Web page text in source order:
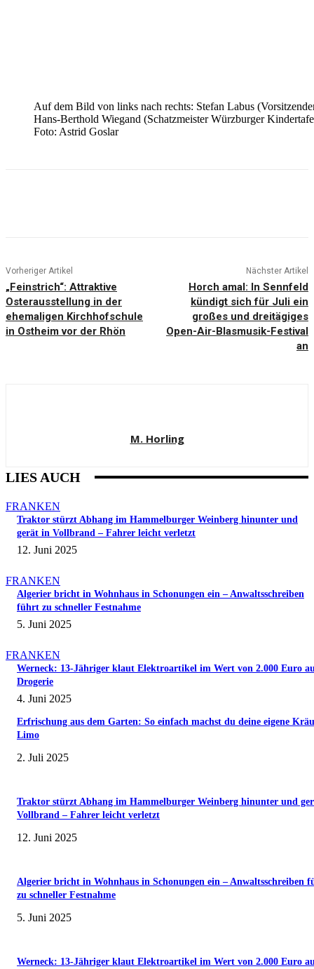
Auf dem Bild von links nach rechts: Stefan Labus
Hans-Berthold Wiegand (Schatzmeister Würzburger
Foto: Astrid Goslar
Vorheriger Artikel
„Feinstrich“: Attraktive
Osterausstellung in der
ehemaligen Kirchhofschule
in Ostheim vor der Rhön
Nächster Artikel
Horch amal: In Sennfeld
kündigt sich für Juli ein
großes und dreitägiges
Open-Air-Blasmusik-Festival
an
M. Horling
LIES AUCH
FRANKEN
Traktor stürzt Abhang im Hammelburger Weinberg hinunter und
gerät in Vollbrand – Fahrer leicht verletzt
12. Juni 2025
FRANKEN
Algerier bricht in Wohnhaus in Schonungen ein – Anwaltsschreiben
führt zu schneller Festnahme
5. Juni 2025
FRANKEN
Werneck: 13-Jähriger klaut Elektroartikel im Wert von 2.000 Euro
Drogerie
4. Juni 2025
Erfrischung aus dem Garten: So einfach machst du deine eigene
Limo
2. Juli 2025
Traktor stürzt Abhang im Hammelburger Weinberg hinunter und
Vollbrand – Fahrer leicht verletzt
12. Juni 2025
Algerier bricht in Wohnhaus in Schonungen ein – Anwaltsschreiben
zu schneller Festnahme
5. Juni 2025
Werneck: 13-Jähriger klaut Elektroartikel im Wert von 2.000 Euro